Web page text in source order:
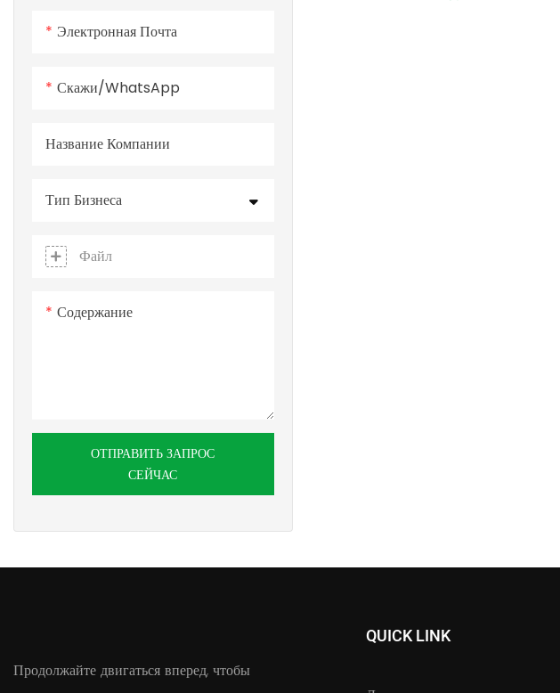
Электронная Почта
Скажи/WhatsApp
Название Компании
Тип Бизнеса
Файл
Содержание
ОТПРАВИТЬ ЗАПРОС
СЕЙЧАС
Продолжайте двигаться вперед, чтобы
QUICK LINK